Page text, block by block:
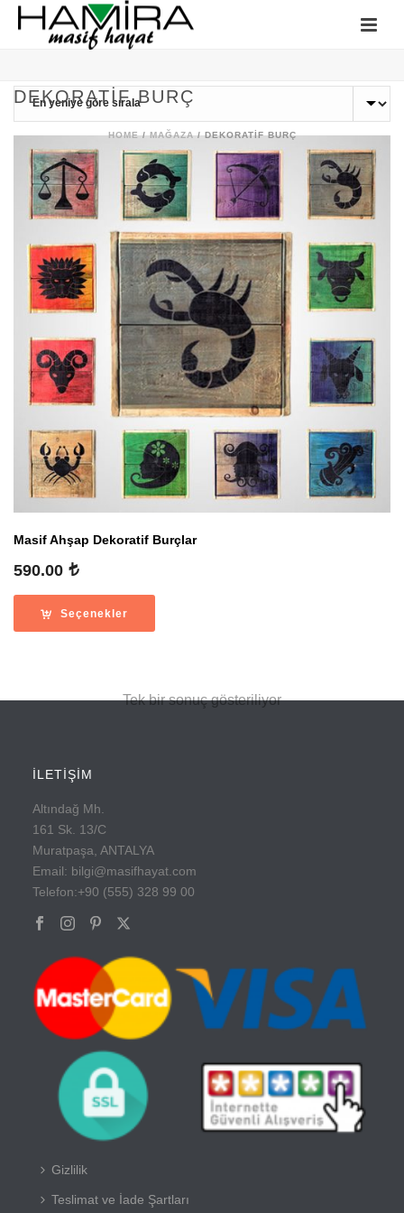
DEKORATIF BURÇ
HOME/MAĞAZA/DEKORATIF BURÇ
Masif Ahşap Dekoratif Burçlar
590.00
Seçenekler
Tek bir sonuç gösteriliyor
İLETİŞİM
Altındağ Mh.
161 Sk. 13/C
Muratpaşa, ANTALYA
Email: bilgi@masifhayat.com
Telefon:+90 (555) 328 99 00
Gizlilik
Teslimat ve İade Şartları